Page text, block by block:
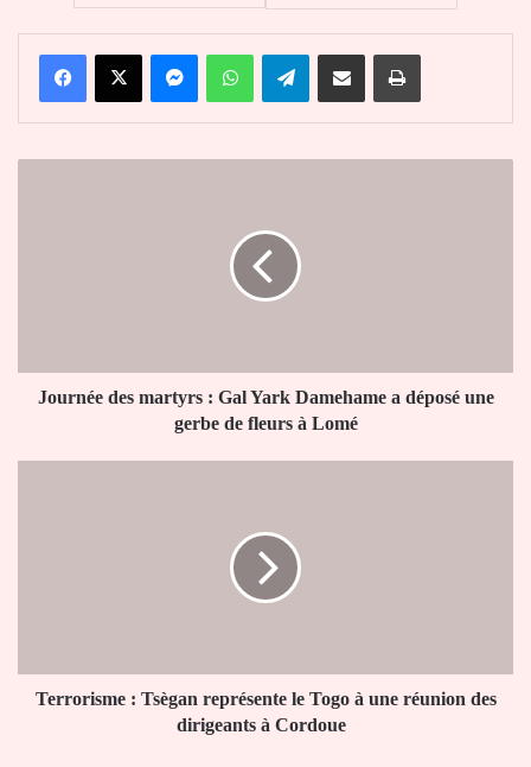
FacebookX MessengerWhatsAppTelegramPartager par email Imprimer
déposé
Journée des martyrs : Gal Yark Damehame a déposé une
gerbe de fleurs à Lomé
des
dirigeants
Terrorisme : Tsègan représente le Togo à une réunion des
dirigeants à Cordoue